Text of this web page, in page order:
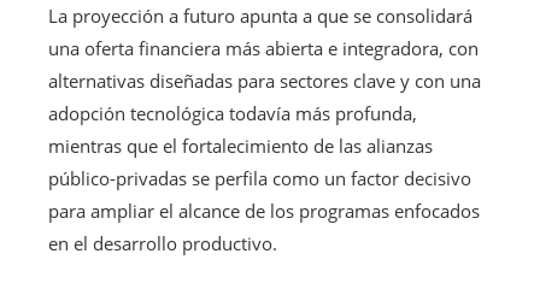
La proyección a futuro apunta a que se consolidará
una oferta financiera más abierta e integradora, con
alternativas diseñadas para sectores clave y con una
adopción tecnológica todavía más profunda,
mientras que el fortalecimiento de las alianzas
público-privadas se perfila como un factor decisivo
para ampliar el alcance de los programas enfocados
en el desarrollo productivo.